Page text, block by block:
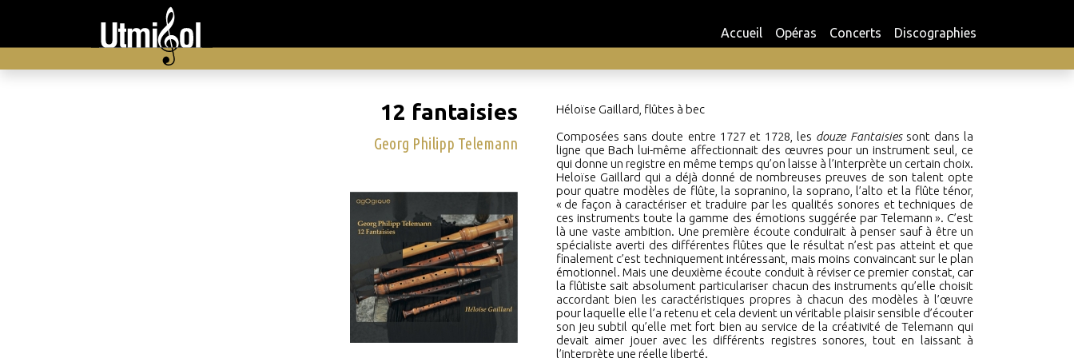
Accueil Opéras Concerts Discographies
12 fantaisies
Georg Philipp Telemann
Héloïse Gaillard, flûtes à bec
Composées sans doute entre 1727 et 1728, les douze Fantaisiessont dans la
ligne que Bach lui-même affectionnait des œuvres pour un instrument seul, ce
qui donne un registre en même temps qu’on laisse à l’interprète un certain choix.
Heloïse Gaillard qui a déjà donné de nombreuses preuves de son talent opte
pour quatre modèles de flûte, la sopranino, la soprano, l’alto et la flûte ténor,
« de façon à caractériser et traduire par les qualités sonores et techniques de
ces instruments toute la gamme des émotions suggérée par Telemann ». C’est
là une vaste ambition. Une première écoute conduirait à penser sauf à être un
spécialiste averti des différentes flûtes que le résultat n’est pas atteint et que
finalement c’est techniquement intéressant, mais moins convaincant sur le plan
émotionnel. Mais une deuxième écoute conduit à réviser ce premier constat, car
la flûtiste sait absolument particulariser chacun des instruments qu’elle choisit
accordant bien les caractéristiques propres à chacun des modèles à l’œuvre
pour laquelle elle l’a retenu et cela devient un véritable plaisir sensible d’écouter
son jeu subtil qu’elle met fort bien au service de la créativité de Telemann qui
devait aimer jouer avec les différents registres sonores, tout en laissant à
l’interprète une réelle liberté.